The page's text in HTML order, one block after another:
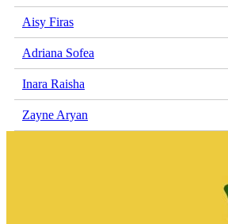
Aisy Firas
Adriana Sofea
Inara Raisha
Zayne Aryan